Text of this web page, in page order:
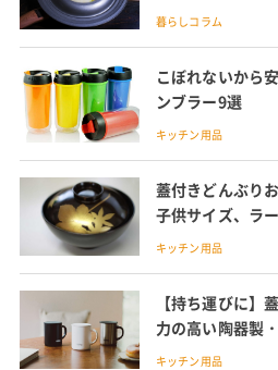
暮らしコラム
こぼれないから
ンブラー9選
キッチン用品
蓋付きどんぶり
子供サイズ、ラ
キッチン用品
【持ち運びに】
力の高い陶器製
キッチン用品